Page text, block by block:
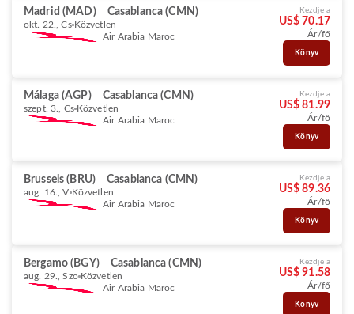
Madrid (MAD) Casablanca (CMN)
okt. 22., Cs Közvetlen
Air Arabia Maroc
Kezdje a
US$ 70.17
Ár/fő
Könyv
Málaga (AGP) Casablanca (CMN)
szept. 3., Cs Közvetlen
Air Arabia Maroc
Kezdje a
US$ 81.99
Ár/fő
Könyv
Brussels (BRU) Casablanca (CMN)
aug. 16., V Közvetlen
Air Arabia Maroc
Kezdje a
US$ 89.36
Ár/fő
Könyv
Bergamo (BGY) Casablanca (CMN)
aug. 29., Szo Közvetlen
Air Arabia Maroc
Kezdje a
US$ 91.58
Ár/fő
Könyv